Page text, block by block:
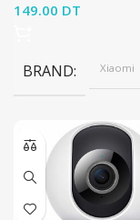
149.00 DT
BRAND Xiaomi